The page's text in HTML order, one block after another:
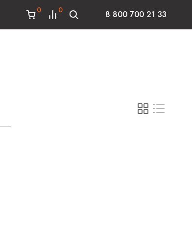
0 0 8 800 700 21 33